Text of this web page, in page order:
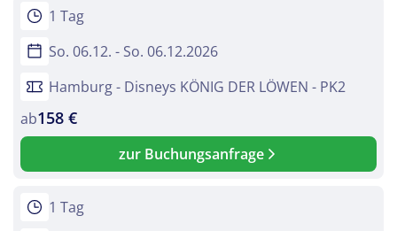
1 Tag
So. 06.12. - So. 06.12.2026
Hamburg - Disneys KÖNIG DER LÖWEN - PK2
ab158 €
zur Buchungsanfrage
1 Tag